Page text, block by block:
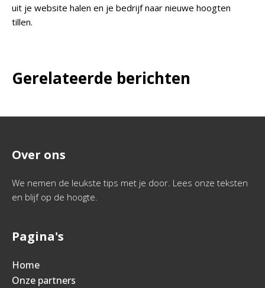
uit je website halen en je bedrijf naar nieuwe hoogten
tillen.
Gerelateerde berichten
Over ons
We nemen de leukste tips met je door. Lees onze teksten
en blijf op de hoogte.
Pagina's
Home
Onze partners